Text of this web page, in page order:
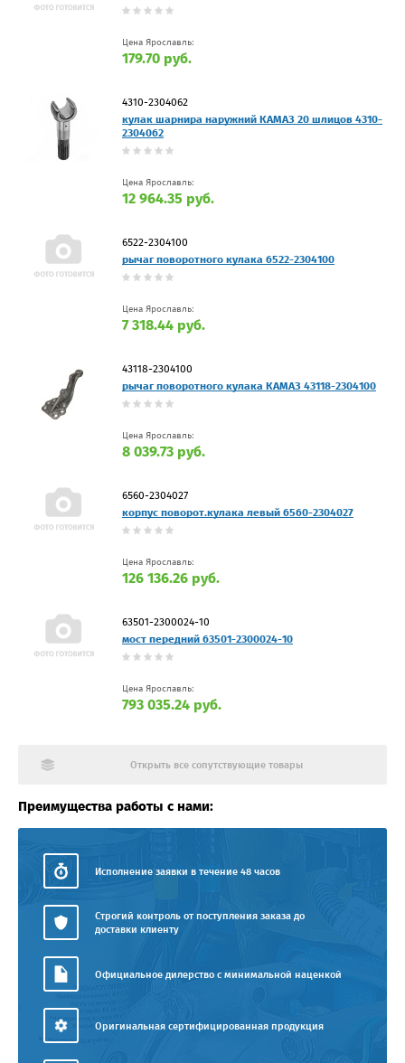
Цена Ярославль:
179.70 руб.
4310-2304062
кулак шарнира наружний КАМАЗ 20 шлицов 4310-
2304062
Цена Ярославль:
12 964.35 руб.
6522-2304100
рычаг поворотного кулака 6522-2304100
Цена Ярославль:
7 318.44 руб.
43118-2304100
рычаг поворотного кулака КАМАЗ 43118-2304100
Цена Ярославль:
8 039.73 руб.
6560-2304027
корпус поворот.кулака левый 6560-2304027
Цена Ярославль:
126 136.26 руб.
63501-2300024-10
мост передний 63501-2300024-10
Цена Ярославль:
793 035.24 руб.
Открыть все сопутствующие товары
Преимущества работы с нами:
Исполнение заявки в течение 48 часов
Строгий контроль от поступления заказа до
доставки клиенту
Официальное дилерство с минимальной наценкой
Оригинальная сертифицированная продукция